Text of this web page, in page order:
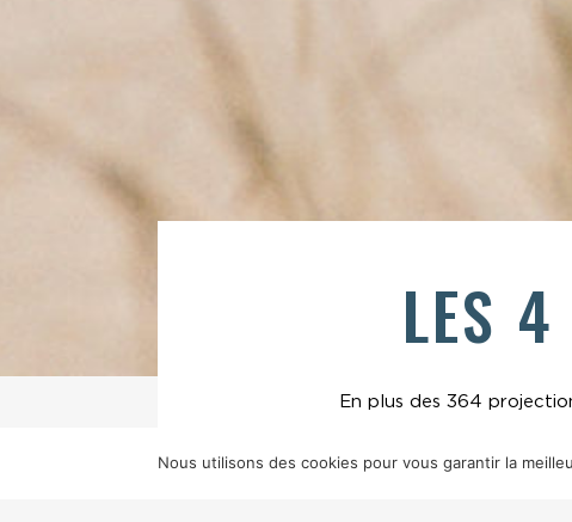
LES
En plus des 364
Nous utilisons des cookies pour vous garantir la